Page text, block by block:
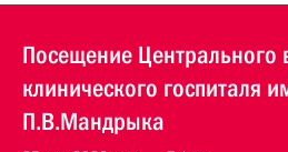
Посещение Центрального
клинического госпиталя
П.В.Мандрыка